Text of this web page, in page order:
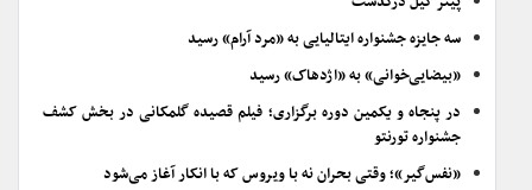
سه جایزه جشنواره ایتالیایی به «مرد آرام» رسید
«بیضایی‌خوانی» به «اژدهاک» رسید
در پنجاه و یکمین دوره برگزاری؛ فیلم قصیده گلمکانی در بخش کشف
جشنواره تورنتو
«نفس‌گیر»؛ وقتی بحران نه با ویروس که با انکار آغاز می‌شود